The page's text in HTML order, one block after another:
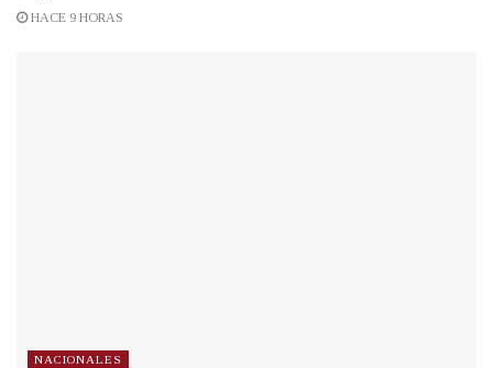
HACE 9 HORAS
NACIONALES